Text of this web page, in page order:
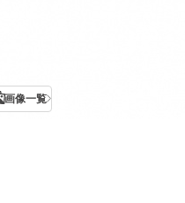
画像一覧